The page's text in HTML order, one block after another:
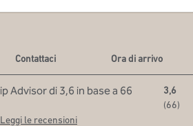
Contattaci
Ora di arrivo
3,6
(66)
Leggi le recensioni